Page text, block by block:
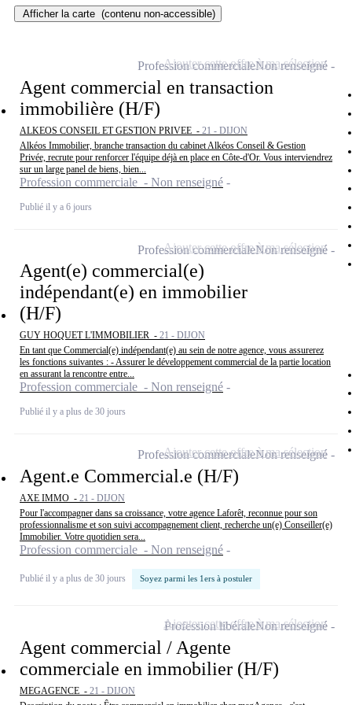
Afficher la carte (contenu non-accessible)
Agent commercial en transaction
immobilière (H/F)
ALKEOS CONSEIL ET GESTION PRIVEE - 21 - DIJON
Alkéos Immobilier, branche transaction du cabinet Alkéos Conseil & Gestion
Privée, recrute pour renforcer l'équipe déjà en place en Côte-d'Or. Vous interviendrez
sur un large panel de biens, bien...
Profession commerciale - Non renseigné
Publié il y a 6 jours
Profession commercialeNon renseigné
Ajouter cette offre à ma sélection
Agent(e) commercial(e)
indépendant(e) en immobilier
(H/F)
GUY HOQUET L'IMMOBILIER - 21 - DIJON
En tant que Commercial(e) indépendant(e) au sein de notre agence, vous assurerez
les fonctions suivantes : - Assurer le développement commercial de la partie location
en assurant la rencontre entre...
Profession commerciale - Non renseigné
Publié il y a plus de 30 jours
Profession commercialeNon renseigné
Ajouter cette offre à ma sélection
Agent.e Commercial.e (H/F)
AXE IMMO - 21 - DIJON
Pour l'accompagner dans sa croissance, votre agence Laforêt, reconnue pour son
professionnalisme et son suivi accompagnement client, recherche un(e) Conseiller(e)
Immobilier. Votre quotidien sera...
Profession commerciale - Non renseigné
Publié il y a plus de 30 jours Soyez parmi les 1ers à postuler
Profession commercialeNon renseigné
Ajouter cette offre à ma sélection
Agent commercial / Agente
commerciale en immobilier (H/F)
MEGAGENCE - 21 - DIJON
Profession libéraleNon renseigné
Ajouter cette offre à ma sélection